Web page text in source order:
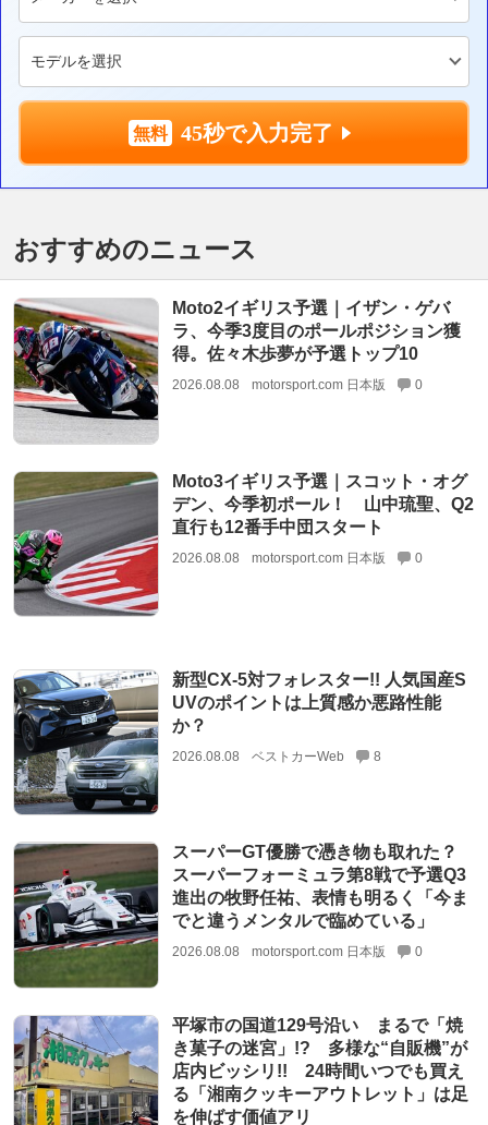
45秒で入力完了
おすすめのニュース
Moto2イギリス予選｜イザン・ゲバ
ラ、今季3度目のポールポジション獲
得。佐々木歩夢が予選トップ10
2026.08.08 motorsport.com 日本版 0
Moto3イギリス予選｜スコット・オグ
デン、今季初ポール！ 山中琉聖、Q2
直行も12番手中団スタート
2026.08.08 motorsport.com 日本版 0
新型CX-5対フォレスター!! 人気国産S
UVのポイントは上質感か悪路性能
か？
2026.08.08 ベストカーWeb 8
スーパーGT優勝で憑き物も取れた？
スーパーフォーミュラ第8戦で予選Q3
進出の牧野任祐、表情も明るく「今ま
でと違うメンタルで臨めている」
2026.08.08 motorsport.com 日本版 0
平塚市の国道129号沿い まるで「焼
き菓子の迷宮」!? 多様な“自販機”が
店内ビッシリ!! 24時間いつでも買え
る「湘南クッキーアウトレット」は足
を伸ばす価値アリ